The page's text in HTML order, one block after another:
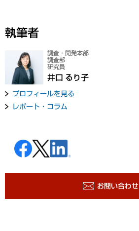
執筆者
調査・開発本部
調査部
研究員
井口 るり子
プロフィールを見る
レポート・コラム
お問い合わせ